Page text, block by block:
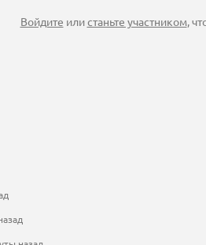
Войдите илистаньте участником,